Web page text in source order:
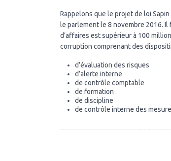
Rappelons que le projet de loi
le parlement le 8 novembre 2016.
d’affaires est supérieur à 100
corruption comprenant des
d’évaluation des risques
d’alerte interne
de contrôle comptable
de formation
de discipline
de contrôle interne des